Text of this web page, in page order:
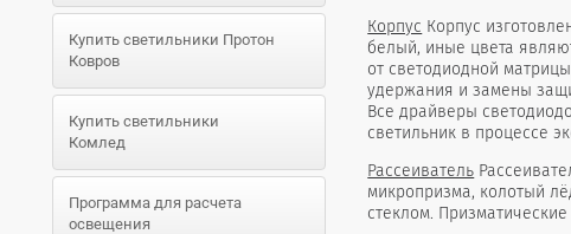
Купить светильники Протон
Ковров
Купить светильники
Комлед
Программа для расчета
освещения
Корпус Корпус
белый, иные цвета
от светодиодной
удержания и замены
Все драйверы
светильник в процессе
Рассеиватель
микропризма, колотый
стеклом.